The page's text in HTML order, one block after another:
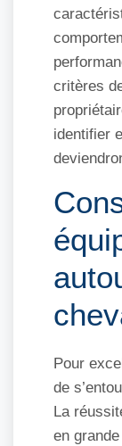
critères
identifier
Pour
de
La
en